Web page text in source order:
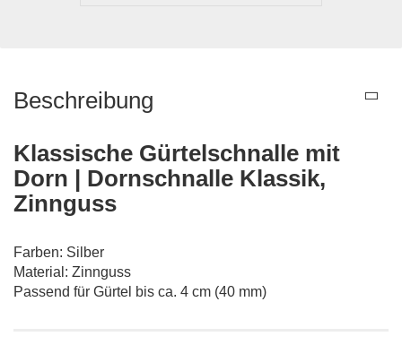
Beschreibung
Klassische Gürtelschnalle mit
Dorn | Dornschnalle Klassik,
Zinnguss
Farben: Silber
Material: Zinnguss
Passend für Gürtel bis ca. 4 cm (40 mm)